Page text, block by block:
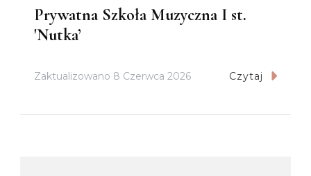
Prywatna Szkoła Muzyczna I st.
'Nutka’
Zaktualizowano 8 Czerwca 2026 Czytaj